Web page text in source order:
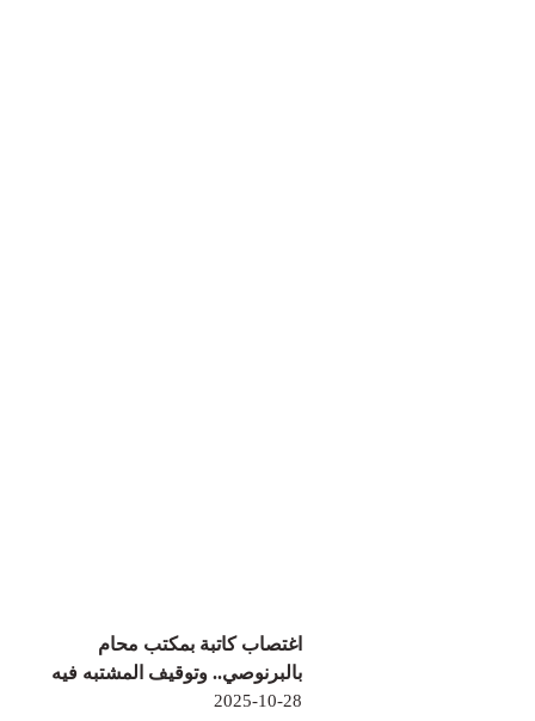
اغتصاب كاتبة بمكتب محام
بالبرنوصي.. وتوقيف المشتبه فيه
2025-10-28